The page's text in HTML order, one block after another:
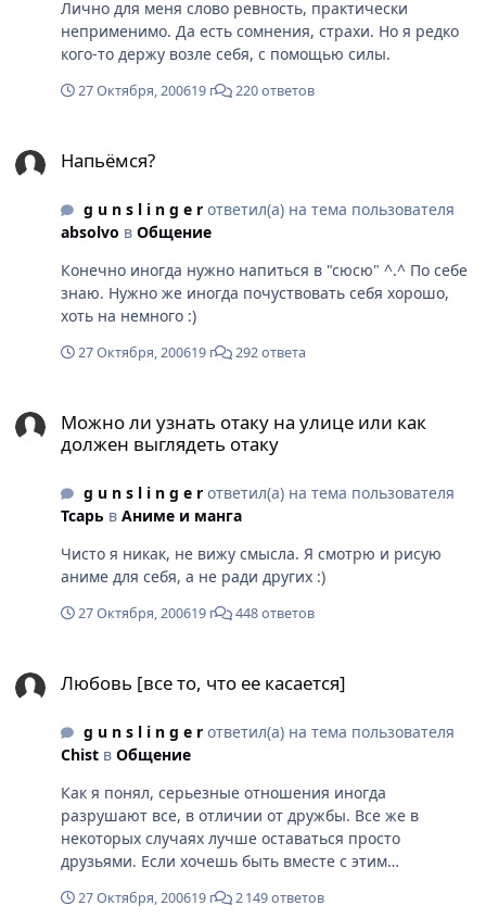
Лично для меня слово ревность, практически
неприменимо. Да есть сомнения, страхи. Но я редко
кого-то держу возле себя, с помощью силы.
27 Октября, 200619 г 220 ответов
Напьёмся?
g u n s l i n g e rответил(а) на тема пользователя
absolvo в Общение
Конечно иногда нужно напиться в "сюсю" ^.^ По себе
знаю. Нужно же иногда почуствовать себя хорошо,
хоть на немного :)
27 Октября, 200619 г 292 ответа
Можно ли узнать отаку на улице или как
должен выглядеть отаку
g u n s l i n g e rответил(а) на тема пользователя
Тсарь в Аниме и манга
Чисто я никак, не вижу смысла. Я смотрю и рисую
аниме для себя, а не ради других :)
27 Октября, 200619 г 448 ответов
Любовь [все то, что ее касается]
g u n s l i n g e rответил(а) на тема пользователя
Chist в Общение
Как я понял, серьезные отношения иногда
разрушают все, в отличии от дружбы. Все же в
некоторых случаях лучше оставаться просто
друзьями. Если хочешь быть вместе с этим
практически неприменимо. "Играй, слышиш, играй,
27 Октября, 200619 г 2 149 ответов